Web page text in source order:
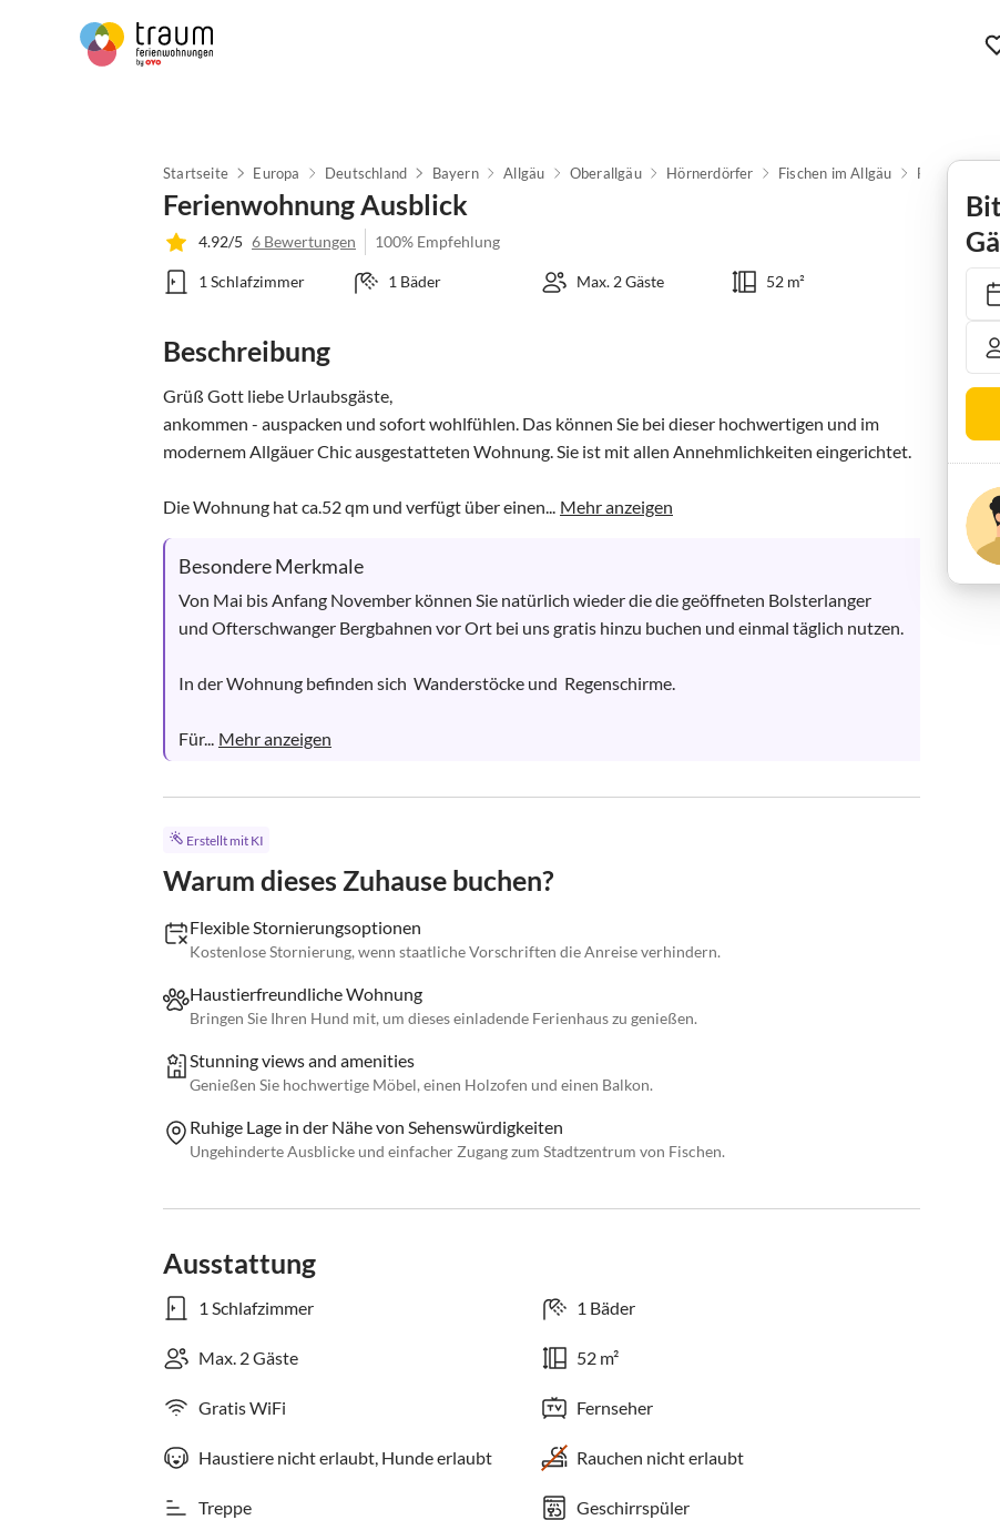
Startseite Europa Deutschland Bayern Allgäu Oberallgäu Hörnerdörfer Fischen im Allgäu
Ferienwohnung Ausblick
4.92/5 6 Bewertungen 100% Empfehlung
1 Schlafzimmer 1 Bäder Max. 2 Gäste 52 m²
Beschreibung
Grüß Gott liebe Urlaubsgäste,
ankommen - auspacken und sofort wohlfühlen. Das können Sie bei dieser hochwertigen und im
modernem Allgäuer Chic ausgestatteten Wohnung. Sie ist mit allen Annehmlichkeiten eingerichtet.
Die Wohnung hat ca.52 qm und verfügt über einen... Mehr anzeigen
Besondere Merkmale
Von Mai bis Anfang November können Sie natürlich wieder die die geöffneten Bolsterlanger
und Ofterschwanger Bergbahnen vor Ort bei uns gratis hinzu buchen und einmal täglich nutzen.
In der Wohnung befinden sich  Wanderstöcke und  Regenschirme.
Für... Mehr anzeigen
Erstellt mit KI
Warum dieses Zuhause buchen?
Flexible Stornierungsoptionen
Kostenlose Stornierung, wenn staatliche Vorschriften die Anreise verhindern.
Haustierfreundliche Wohnung
Bringen Sie Ihren Hund mit, um dieses einladende Ferienhaus zu genießen.
Stunning views and amenities
Genießen Sie hochwertige Möbel, einen Holzofen und einen Balkon.
Ruhige Lage in der Nähe von Sehenswürdigkeiten
Ungehinderte Ausblicke und einfacher Zugang zum Stadtzentrum von Fischen.
Ausstattung
1 Schlafzimmer 1 Bäder
Max. 2 Gäste 52 m²
Gratis WiFi Fernseher
Haustiere nicht erlaubt, Hunde erlaubt Rauchen nicht erlaubt
Treppe Geschirrspüler